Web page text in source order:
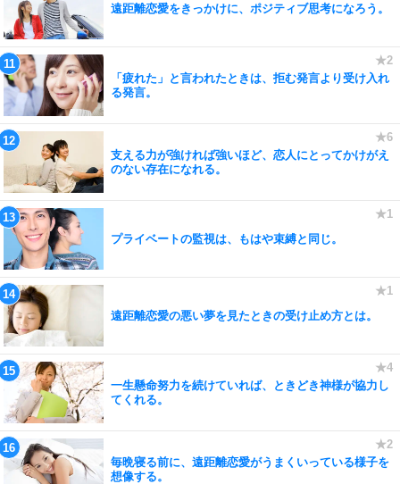
遠距離恋愛をきっかけに、ポジティブ思考になろう。
「疲れた」と言われたときは、拒む発言より受け入れ
る発言。
支える力が強ければ強いほど、恋人にとってかけがえ
のない存在になれる。
プライベートの監視は、もはや束縛と同じ。
遠距離恋愛の悪い夢を見たときの受け止め方とは。
一生懸命努力を続けていれば、ときどき神様が協力し
てくれる。
毎晩寝る前に、遠距離恋愛がうまくいっている様子を
想像する。